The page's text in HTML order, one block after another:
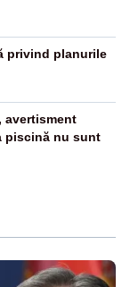
privind planurile
avertisment
piscină nu sunt